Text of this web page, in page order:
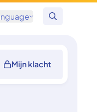
Zoeken
Mijn klacht